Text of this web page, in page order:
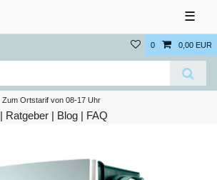
☰
0 0,00 EUR
Zum Ortstarif von 08-17 Uhr
| Ratgeber | Blog | FAQ